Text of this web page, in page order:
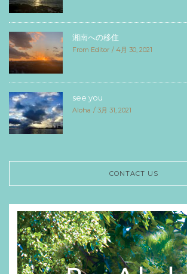
湘南への移住
From Editor 4月 30, 2021
see you
Aloha 3月 31, 2021
CONTACT US